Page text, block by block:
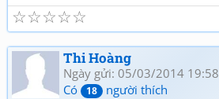
☆
☆
☆
☆
☆
Thi Hoàng
Ngày gửi: 05/03/2014 19:58
Có
18 người thích